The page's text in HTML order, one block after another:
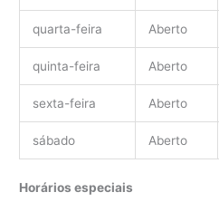
quarta-feira Aberto
quinta-feira Aberto
sexta-feira Aberto
sábado Aberto
Horários especiais